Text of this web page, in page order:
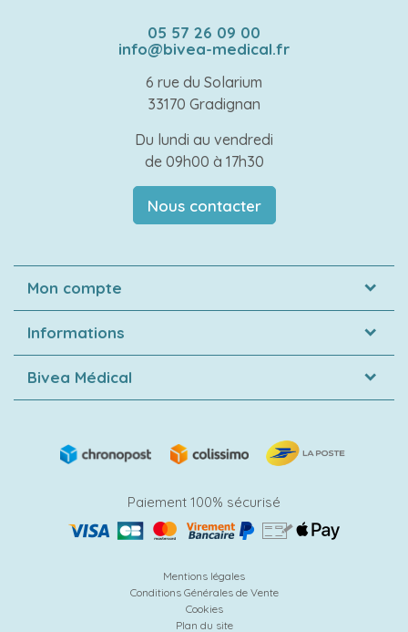
05 57 26 09 00
info@bivea-medical.fr
6 rue du Solarium
33170 Gradignan
Du lundi au vendredi
de 09h00 à 17h30
Nous contacter
Mon compte
Informations
Bivea Médical
Paiement 100% sécurisé
Mentions légales
Conditions Générales de Vente
Cookies
Plan du site